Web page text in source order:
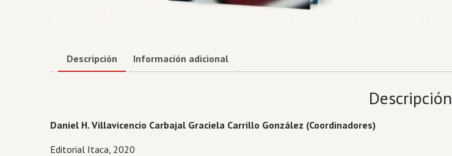
Descripción Información adicional
Descripción
Daniel H. Villavicencio Carbajal Graciela Carrillo González (Coordinadores)
Editorial Itaca, 2020